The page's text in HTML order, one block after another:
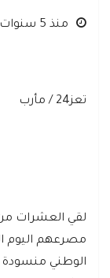
منذ 5 سنوات
تعز24 / مأرب
لقي العشرات من
مصرعهم اليوم
الوطني منسودة